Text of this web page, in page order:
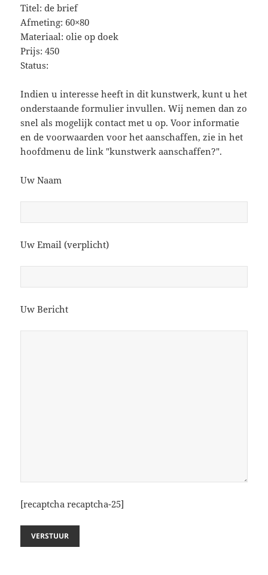
Titel: de brief
Afmeting: 60×80
Materiaal: olie op doek
Prijs: 450
Status:
Indien u interesse heeft in dit kunstwerk, kunt u het
onderstaande formulier invullen. Wij nemen dan zo
snel als mogelijk contact met u op. Voor informatie
en de voorwaarden voor het aanschaffen, zie in het
hoofdmenu de link "kunstwerk aanschaffen?".
Uw Naam
Uw Email (verplicht)
Uw Bericht
[recaptcha recaptcha-25]